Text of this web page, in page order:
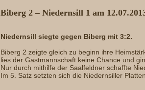
Biberg 2 – Niedernsill 1 am
Niedernsill siegte gegen Biberg mit 3:2.
Biberg 2 zeigte gleich zu beginn ihre
lies der Gastmannschaft keine Chance und
Nur durch mithilfe der Saalfeldner schaffte
Im 5. Satz setzten sich die Niedernsiller